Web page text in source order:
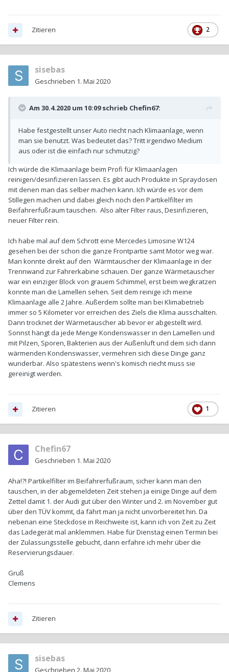
2
Zitieren
sisebas
Geschrieben 1. Mai 2020
Am 30.4.2020 um 10:09 schrieb Chefin67:
Habe festgestellt unser Auto riecht nach Klimaanlage, wenn
man sie benutzt. Was bedeutet das? Tritt irgendwo Medium
aus oder ist die einfach nur schmutzig?
Ich würde die Klimaanlage beim Profi für Klimaanlagen
reinigen/desinfizieren lassen. Es gibt auch Produkte in Spraydosen
mit denen man das selber machen kann. Ich würde es vor dem
Stillegen machen und dabei gleich noch den Partikelfilter im
Beifahrerfußraum tauschen. Also alter Filter raus, Desinfizieren,
neuer Filter rein.
Ich habe mal auf dem Schrott eine Mercedes Limosine W124
gesehen bei der schon die ganze Frontpartie samt Motor weg war.
Man konnte direkt auf den Wärmtauscher der Klimaanlage in der
Trennwand zur Fahrerkabine schauen. Der ganze Wärmetauscher
war ein einziger Block von grauem Schimmel, erst beim wegkratzen
konnte man die Lamellen sehen. Seit dem reinige ich meine
Klimaanlage alle 2 Jahre. Außerdem sollte man bei Klimabetrieb
immer so 5 Kilometer vor erreichen des Ziels die Klima ausschalten.
Dann trocknet der Wärmetauscher ab bevor er abgestellt wird.
Sonnst hängt da jede Menge Kondenswasser in den Lamellen und
mit Pilzen, Sporen, Bakterien aus der Außenluft und dem sich dann
wärmenden Kondenswasser, vermehren sich diese Dinge ganz
wunderbar. Also spätestens wenn's komisch riecht muss sie
gereinigt werden.
1
Zitieren
Chefin67
Geschrieben 1. Mai 2020
Aha!?! Partikelfilter im Beifahrerfußraum, sicher kann man den
tauschen, in der abgemeldeten Zeit stehen ja einige Dinge auf dem
Zettel damit 1. der Audi gut über den Winter und 2. im November gut
über den TÜV kommt, da fährt man ja nicht unvorbereitet hin. Da
nebenan eine Steckdose in Reichweite ist, kann ich von Zeit zu Zeit
das Ladegerät mal anklemmen. Habe für Dienstag einen Termin bei
der Zulassungsstelle gebucht, dann erfahre ich mehr über die
Reservierungsdauer.
Gruß
Clemens
Zitieren
sisebas
Geschrieben 2. Mai 2020